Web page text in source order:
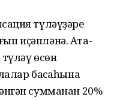
түләүҙәре
иҫәпләнә. Ата-
өсөн
баҡсаһына
сумманан 20%